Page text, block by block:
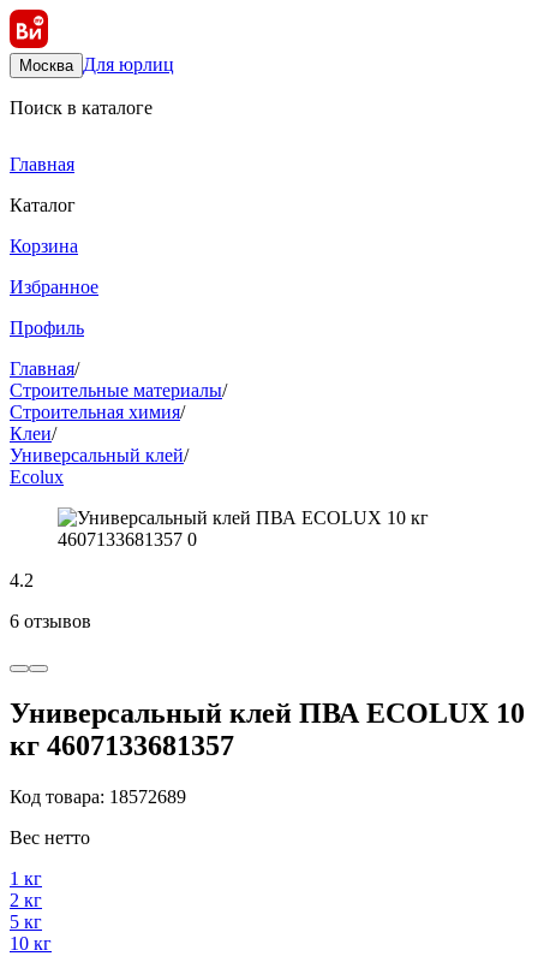
Москва Для юрлиц
Поиск в каталоге
Главная
Каталог
Корзина
Избранное
Профиль
Главная/
Строительные материалы/
Строительная химия/
Клеи/
Универсальный клей/
Ecolux
4.2
6 отзывов
Универсальный клей ПВА ECOLUX 10
кг 4607133681357
Код товара: 18572689
Вес нетто
1 кг
2 кг
5 кг
10 кг